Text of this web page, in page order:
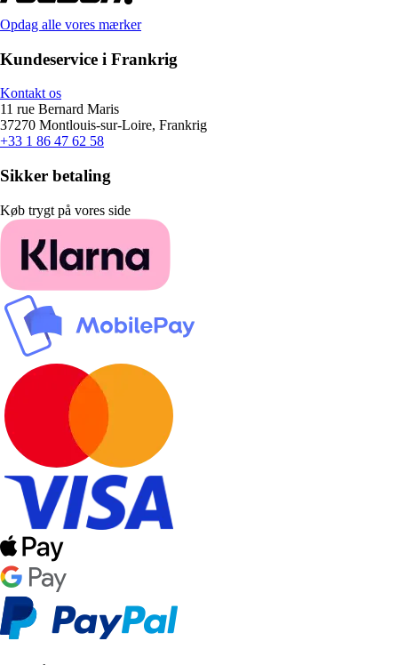
Opdag alle vores mærker
Kundeservice i Frankrig
Kontakt os
11 rue Bernard Maris
37270 Montlouis-sur-Loire, Frankrig
+33 1 86 47 62 58
Sikker betaling
Køb trygt på vores side